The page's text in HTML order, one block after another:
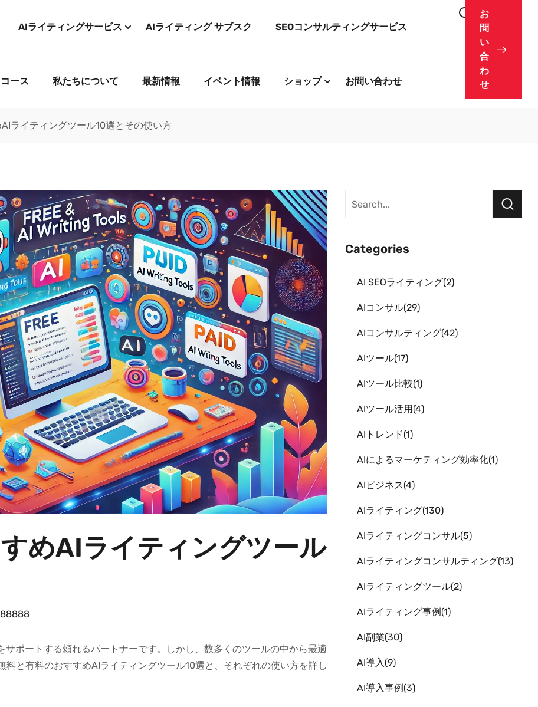
AIライティングサービス AIライティング サブスク SEOコンサルティングサービス
ース 私たちについて 最新情報 イベント情報 ショップ お問い合わせ
お
問
い
合
わ
せ
AIライティングツール10選とその使い方
すめAIライティングツール
ポートする頼れるパートナーです。しかし、数多くのツールの中から最適
と有料のおすすめAIライティングツール10選と、それぞれの使い方を詳し
Categories
AI SEOライティング 2
AIコンサル 29
AIコンサルティング 42
AIツール 17
AIツール比較 1
AIツール活用 4
AIトレンド 1
AIによるマーケティング効率化 1
AIビジネス 4
AIライティング 130
AIライティングコンサル 5
AIライティングコンサルティング 13
AIライティングツール 2
AIライティング事例 1
AI副業 30
AI導入 9
AI導入事例 3